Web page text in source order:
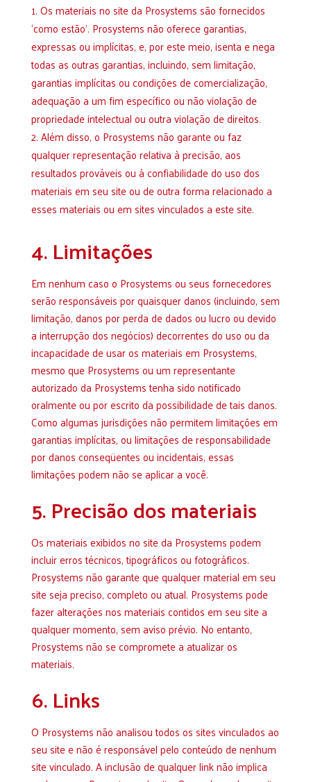
Os materiais no site da Prosystems são fornecidos
‘como estão’. Prosystems não oferece garantias,
expressas ou implícitas, e, por este meio, isenta e nega
todas as outras garantias, incluindo, sem limitação,
garantias implícitas ou condições de comercialização,
adequação a um fim específico ou não violação de
propriedade intelectual ou outra violação de direitos.
Além disso, o Prosystems não garante ou faz
qualquer representação relativa à precisão, aos
resultados prováveis ​​ou à confiabilidade do uso dos
materiais em seu site ou de outra forma relacionado a
esses materiais ou em sites vinculados a este site.
4. Limitações
Em nenhum caso o Prosystems ou seus fornecedores
serão responsáveis ​​por quaisquer danos (incluindo, sem
limitação, danos por perda de dados ou lucro ou devido
a interrupção dos negócios) decorrentes do uso ou da
incapacidade de usar os materiais em Prosystems,
mesmo que Prosystems ou um representante
autorizado da Prosystems tenha sido notificado
oralmente ou por escrito da possibilidade de tais danos.
Como algumas jurisdições não permitem limitações em
garantias implícitas, ou limitações de responsabilidade
por danos conseqüentes ou incidentais, essas
limitações podem não se aplicar a você.
5. Precisão dos materiais
Os materiais exibidos no site da Prosystems podem
incluir erros técnicos, tipográficos ou fotográficos.
Prosystems não garante que qualquer material em seu
site seja preciso, completo ou atual. Prosystems pode
fazer alterações nos materiais contidos em seu site a
qualquer momento, sem aviso prévio. No entanto,
Prosystems não se compromete a atualizar os
materiais.
6. Links
O Prosystems não analisou todos os sites vinculados ao
seu site e não é responsável pelo conteúdo de nenhum
site vinculado. A inclusão de qualquer link não implica